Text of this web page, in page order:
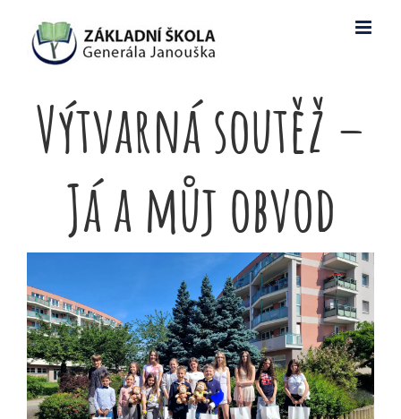
Výtvarná soutěž –
Já a můj obvod
Larger
Image